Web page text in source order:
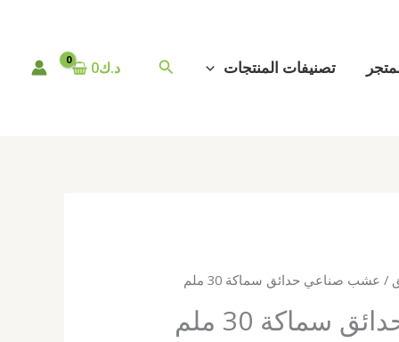
تصنيفات المنتجات البحث د.ك0
/ عشب صناعي حدائق سماكة 30 ملم
30 ملم